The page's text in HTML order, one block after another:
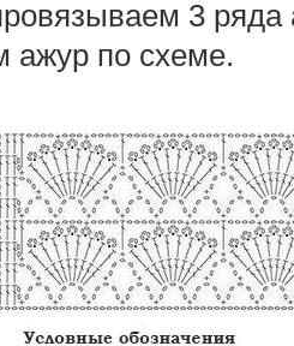
3 ряда
ажур по схеме.